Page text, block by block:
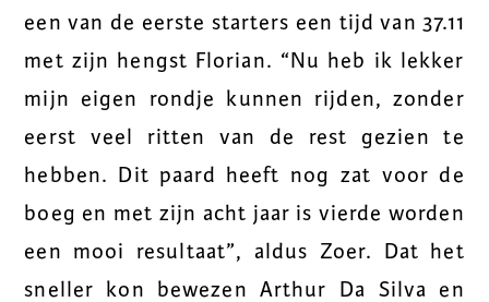
een van de eerste starters een tijd van 37.11
met zijn hengst Florian. “Nu heb ik lekker
mijn eigen rondje kunnen rijden, zonder
eerst veel ritten van de rest gezien te
hebben. Dit paard heeft nog zat voor de
boeg en met zijn acht jaar is vierde worden
een mooi resultaat”, aldus Zoer. Dat het
sneller kon bewezen Arthur Da Silva en